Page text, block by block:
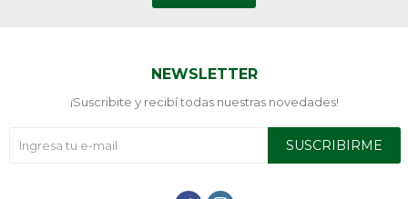
NEWSLETTER
¡Suscribite y recibí todas nuestras novedades!
SUSCRIBIRME